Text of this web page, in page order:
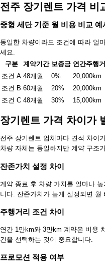
전주 장기렌트 가격 비
중형 세단 기준 월 비용 비교 예
동일한 차량이라도 조건에 따라 얼
세요.
구분
계약기간 보증금 연간주행
조건 A 48개월 0% 20,000km
조건 B 60개월 20% 20,000km
조건 C 48개월 30% 15,000km
장기렌트 가격 차이가
전주 장기렌트 업체마다 견적 차이
차량 자체는 동일하지만 계약 구조
잔존가치 설정 차이
계약 종료 후 차량 가치를 얼마나
니다. 잔존가치가 높게 설정되면 월
주행거리 조건 차이
연간 1만km와 3만km 계약은 비용
건을 선택하는 것이 중요합니다.
프로모션 적용 여부